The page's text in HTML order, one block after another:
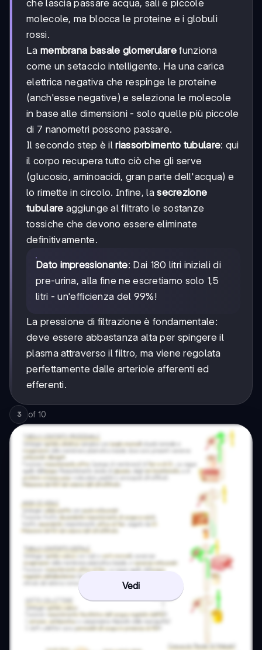
che lascia passare acqua, sali e piccole
molecole, ma blocca le proteine e i globuli
rossi.
La membrana basale glomerulare funziona
come un setaccio intelligente. Ha una carica
elettrica negativa che respinge le proteine
(anch'esse negative) e seleziona le molecole
in base alle dimensioni - solo quelle più piccole
di 7 nanometri possono passare.
Il secondo step è ilriassorbimento tubulare: qui
il corpo recupera tutto ciò che gli serve
(glucosio, aminoacidi, gran parte dell'acqua) e
lo rimette in circolo. Infine, lasecrezione
tubulare aggiunge al filtrato le sostanze
tossiche che devono essere eliminate
definitivamente.
Dato impressionante: Dai 180 litri iniziali di
pre-urina, alla fine ne escretiamo solo 1,5
litri - un'efficienza del 99%!
La pressione di filtrazione è fondamentale:
deve essere abbastanza alta per spingere il
plasma attraverso il filtro, ma viene regolata
perfettamente dalle arteriole afferenti ed
efferenti.
3 of 10
Vedi